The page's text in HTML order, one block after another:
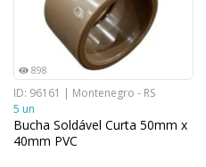
898
ID: 96161 | Montenegro - RS
5 un
Bucha Soldável Curta 50mm x
40mm PVC